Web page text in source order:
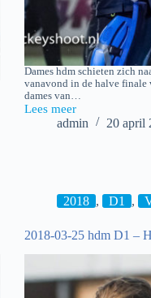
Dames hdm schieten zich
vanavond in de halve finale
dames van…
Lees meer
2018-
Hurley
[2-
2]
2
admin 20 april
2018 , D1 ,
2018-03-25 hdm D1 –